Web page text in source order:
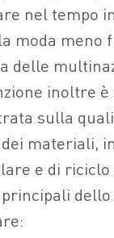
nel tempo
moda meno
delle
inoltre
sulla
materiali,
e di
dello